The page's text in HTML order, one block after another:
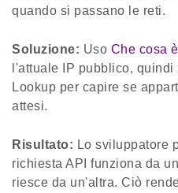
quando si passano le reti.
Soluzione: Uso Che cosa
l'attuale IP pubblico,
Lookup per capire se
attesi.
Risultato: Lo sviluppatore
richiesta API funziona da
riesce da un'altra. Ciò